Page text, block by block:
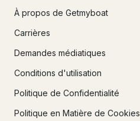
À propos de Getmyboat
Carrières
Demandes médiatiques
Conditions d'utilisation
Politique de Confidentialité
Politique en Matière de Cookies